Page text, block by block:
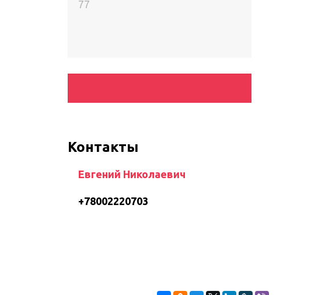
Контакты
Евгений Николаевич
+78002220703